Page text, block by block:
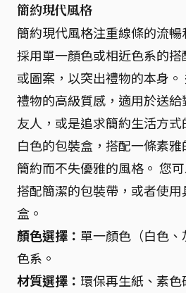
簡約現代風格
簡約現代風格注重線條的流
採用單一顏色或相近色系的
或圖案，以突出禮物的本身
禮物的高級質感，適用於送
友人，或是追求簡約生活方
白色的包裝盒，搭配一條素
簡約而不失優雅的風格。 您
搭配簡潔的包裝帶，或者使
盒。
顏色選擇： 單一顏色（白色
色系。
材質選擇： 環保再生紙、素